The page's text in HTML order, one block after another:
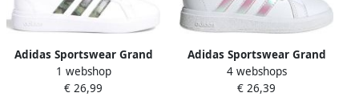
Adidas Sportswear Grand
Court Lifestyle
Tennisschoenen Kinderen
1 webshop
€ 26,99
Adidas Sportswear Grand
Court Lifestyle Court
Schoenen Kinderen Wit
4 webshops
€ 26,39